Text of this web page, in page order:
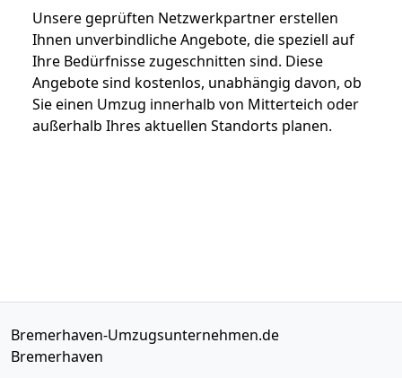
Unsere geprüften Netzwerkpartner erstellen
Ihnen unverbindliche Angebote, die speziell auf
Ihre Bedürfnisse zugeschnitten sind. Diese
Angebote sind kostenlos, unabhängig davon, ob
Sie einen Umzug innerhalb von Mitterteich oder
außerhalb Ihres aktuellen Standorts planen.
Bremerhaven-Umzugsunternehmen.de
Bremerhaven